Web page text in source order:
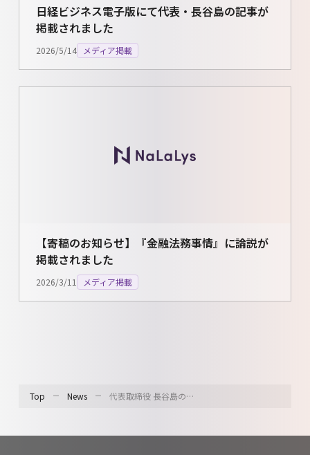
日経ビジネス電子版にて代表・長谷島の記事が
掲載されました
2026/5/14 メディア掲載
【寄稿のお知らせ】『金融法務事情』に論説が
掲載されました
2026/3/11 メディア掲載
Top News 代表取締役 長谷島の…